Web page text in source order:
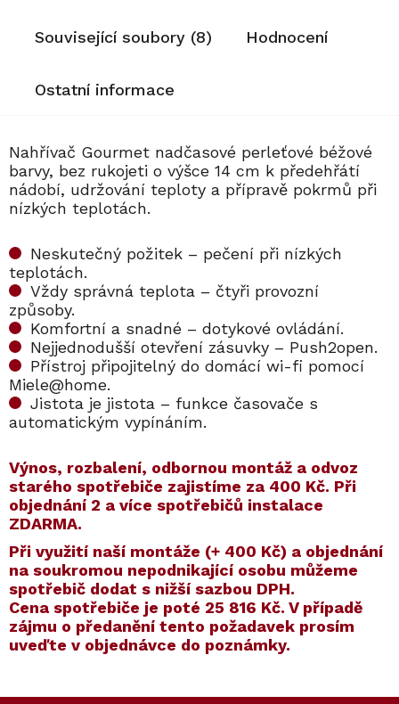
Související soubory (8) Hodnocení
Ostatní informace
Nahřívač Gourmet nadčasové perleťové béžové
barvy, bez rukojeti o výšce 14 cm k předehřátí
nádobí, udržování teploty a přípravě pokrmů při
nízkých teplotách.
Neskutečný požitek – pečení při nízkých
teplotách.
Vždy správná teplota – čtyři provozní
způsoby.
Komfortní a snadné – dotykové ovládání.
Nejjednodušší otevření zásuvky – Push2open.
Přístroj připojitelný do domácí wi-fi pomocí
Miele@home.
Jistota je jistota – funkce časovače s
automatickým vypínáním.
Výnos, rozbalení, odbornou montáž a odvoz
starého spotřebiče zajistíme za 400 Kč. Při
objednání 2 a více spotřebičů instalace
ZDARMA.
​​Při využití naší montáže (+ 400 Kč) a objednání
na soukromou nepodnikající osobu můžeme
spotřebič dodat s nižší sazbou DPH.
Cena spotřebiče je poté 25 816 Kč. V případě
zájmu o předanění tento požadavek prosím
uveďte v objednávce do poznámky.